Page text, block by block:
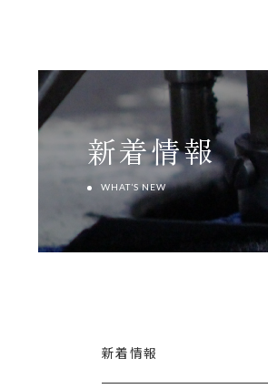
新着情報
WHAT’S NEW
新着情報